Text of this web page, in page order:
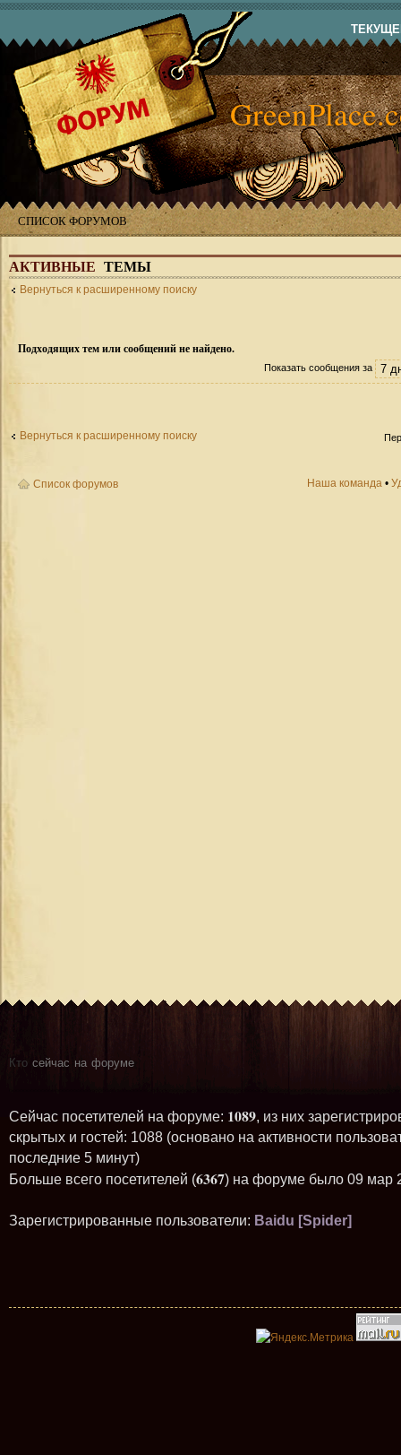
СПИСОК ФОРУМОВ
АКТИВНЫЕ ТЕМЫ
Вернуться к расширенному поиску
Подходящих тем или сообщений не найдено.
Показать сообщения за
Вернуться к расширенному поиску
Список форумов Наша команда •
Кто сейчас на форуме
Сейчас посетителей на форуме: 1089, из них
скрытых и гостей: 1088 (основано на активности
последние 5 минут)
Больше всего посетителей (6367) на форуме было 09 мар
Зарегистрированные пользователи: Baidu [Spider]